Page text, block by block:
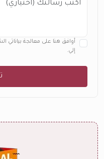
أوافق هنا على معالجة
إلي.